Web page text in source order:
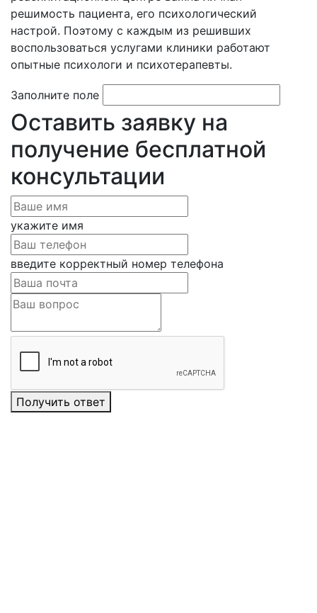
решимость пациента, его психологический
настрой. Поэтому с каждым из решивших
воспользоваться услугами клиники работают
опытные психологи и психотерапевты.
Заполните поле
Оставить заявку на
получение бесплатной
консультации
укажите имя
введите корректный номер телефона
Получить ответ